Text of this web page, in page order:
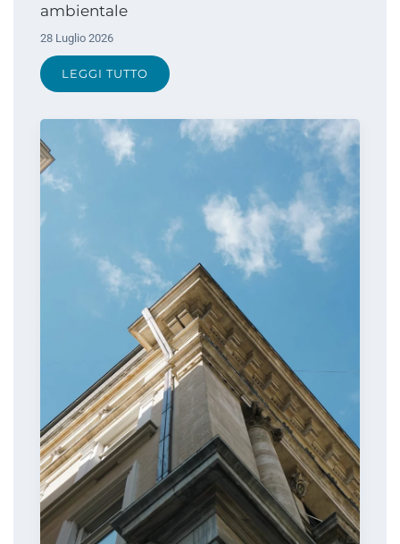
ambientale
28 Luglio 2026
LEGGI TUTTO